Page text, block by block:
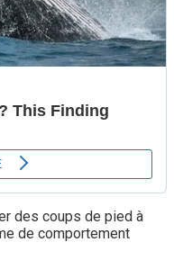
des coups de pied à
de comportement